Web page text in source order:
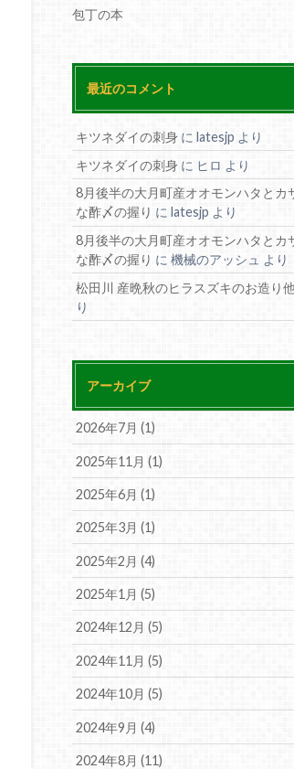
包丁の本
最近のコメント
キツネダイの刺身 にlatesjp より
キツネダイの刺身 に ヒロ より
8月後半の大月町産オオモンハタとカ
な酢〆の握り にlatesjp より
8月後半の大月町産オオモンハタとカ
な酢〆の握り に機械のアッシュ より
松田川 産晩秋のヒラスズキのお造り
り
アーカイブ
2026年7月 (1)
2025年11月 (1)
2025年6月 (1)
2025年3月 (1)
2025年2月 (4)
2025年1月 (5)
2024年12月 (5)
2024年11月 (5)
2024年10月 (5)
2024年9月 (4)
2024年8月 (11)